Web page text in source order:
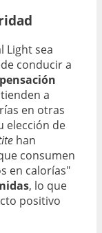
Light sea
conducir a
a
en otras
elección de
han
consumen
en calorías"
, lo que
positivo